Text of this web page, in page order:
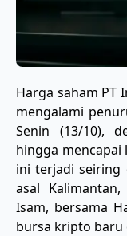
Harga saham PT
mengalami
Senin (13/10),
hingga mencapai
ini terjadi seiring
asal
Isam, bersama
bursa kripto baru